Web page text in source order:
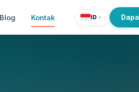
Blog Kontak ID